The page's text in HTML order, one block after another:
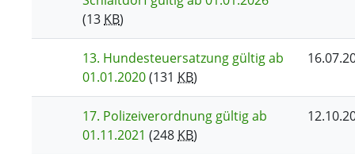
(13KB)
13. Hundesteuersatzung gültig ab
01.01.2020(131 KB)
17. Polizeiverordnung gültig ab
01.11.2021 (248KB)